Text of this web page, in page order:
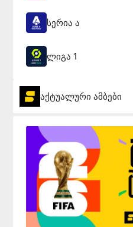
სერია ა
ლიგა 1
აქტუალური ამბები